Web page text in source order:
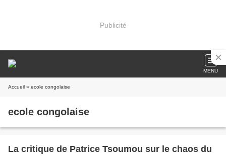
Publicité
MENU
Accueil » ecole congolaise
ecole congolaise
La critique de Patrice Tsoumou sur le chaos du